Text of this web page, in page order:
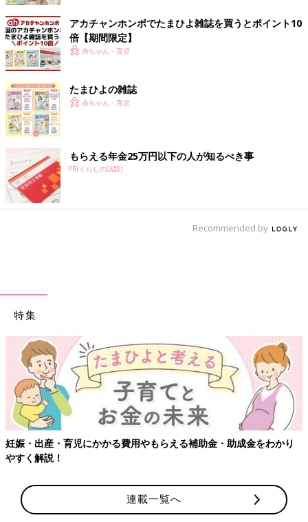
アカチャンホンポでたまひよ雑誌を買うとポイント10
倍【期間限定】
赤ちゃん・育児
たまひよの雑誌
赤ちゃん・育児
もらえる年金25万円以下の人が知るべき事
PR(くらしの話題)
Recommended by
特集
妊娠・出産・育児にかかる費用やもらえる補助金・助成金をわかり
やすく解説！
連載一覧へ